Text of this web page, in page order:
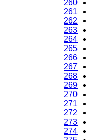
260
261
262
263
264
265
266
267
268
269
270
271
272
273
274